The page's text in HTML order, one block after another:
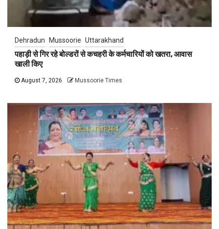
Dehradun Mussoorie Uttarakhand
पहाड़ी से गिर रहे बोल्डरों से कचहरी के कर्मचारियों को खतरा, आवास
खाली किए
August 7, 2026 Mussoorie Times